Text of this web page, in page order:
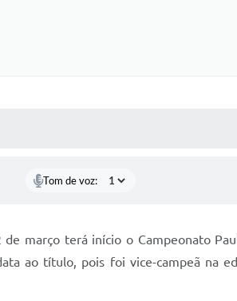
Tom de voz:
março terá início o Campeonato
ao título, pois foi vice-campeã na